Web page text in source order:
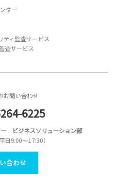
ター
ィ監査サービス
査サービス
お問い合わせ
6225
ビジネスソリューション部
日9:00～17:30）
合わせ